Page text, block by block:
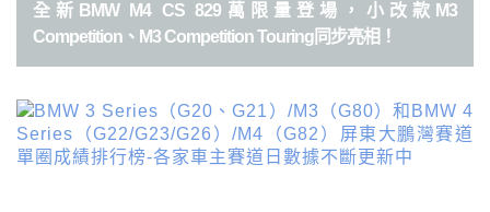
全新BMW M4 CS 829萬限量登場，小改款M3
Competition、M3 Competition Touring同步亮相！